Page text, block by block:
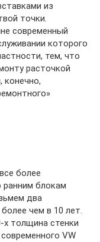
из
точки.
современный
которого
тем, что
расточкой
конечно,
более
блокам
два
чем в 10 лет.
х толщина стенки
VW